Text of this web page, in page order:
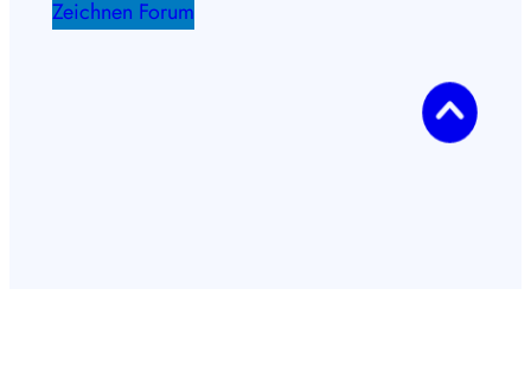
Zeichnen Forum